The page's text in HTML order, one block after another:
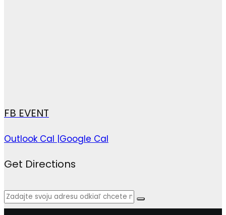
FB EVENT
Outlook Cal |Google Cal
Get Directions